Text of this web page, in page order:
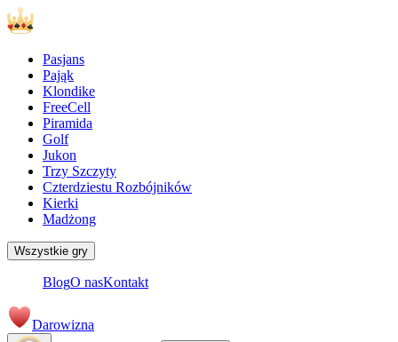
Pasjans
Pająk
Klondike
FreeCell
Piramida
Golf
Jukon
Trzy Szczyty
Czterdziestu Rozbójników
Kierki
Madżong
Wszystkie gry
BlogO nasKontakt
Darowizna